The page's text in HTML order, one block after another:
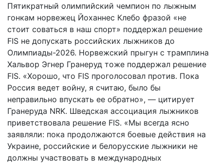
Пятикратный олимпийский чемпион по лыжным
гонкам норвежец Йоханнес Клебо фразой «не
стоит соваться в наш спорт» поддержал решение
FIS не допускать российских лыжников до
Олимпиады-2026. Норвежский прыгун с трамплина
Хальвор Эгнер Гранеруд тоже поддержал решение
FIS. «Хорошо, что FIS проголосовал против. Пока
Россия ведет войну, я считаю, было бы
неправильно впускать ее обратно», — цитирует
Гранеруда NRK. Шведская ассоциация лыжников
приветствовала решение FIS. «Мы всегда ясно
заявляли: пока продолжаются боевые действия на
Украине, российские и белорусские лыжники не
должны участвовать в международных